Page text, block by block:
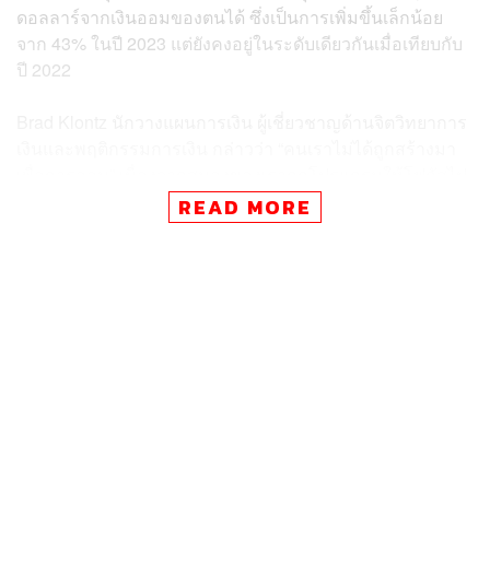
ดอลลาร์จากเงินออมของตนได้ ซึ่งเป็นการเพิ่มขึ้นเล็กน้อย
จาก 43% ในปี 2023 แต่ยังคงอยู่ในระดับเดียวกันเมื่อเทียบกับ
ปี 2022
ที่ความต้องการในปัจจุบัน ดังนั้นการออมจึงขัดกับ
สัญชาตญาณธรรมชาติของมนุษย์
READ MORE